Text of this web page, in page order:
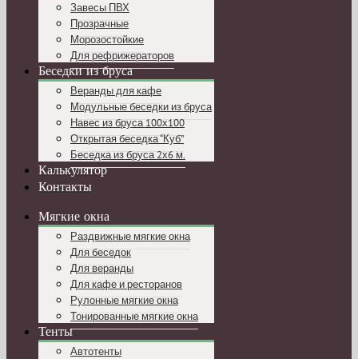
Завесы ПВХ
Прозрачные
Морозостойкие
Для рефрижераторов
Беседки из бруса
Веранды для кафе
Модульные беседки из бруса
Навес из бруса 100х100
Открытая беседка “Куб”
Беседка из бруса 2х6 м.
Калькулятор
Контакты
Мягкие окна
Раздвижные мягкие окна
Для беседок
Для веранды
Для кафе и ресторанов
Рулонные мягкие окна
Тонированные мягкие окна
Тенты
Автотенты